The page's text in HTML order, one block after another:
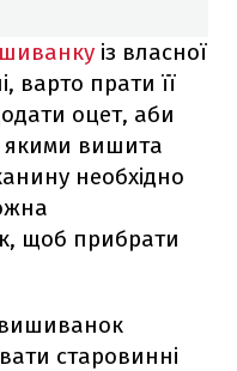
із власної
варто прати її
оцет, аби
якими вишита
необхідно
щоб прибрати
вишиванок
старовинні